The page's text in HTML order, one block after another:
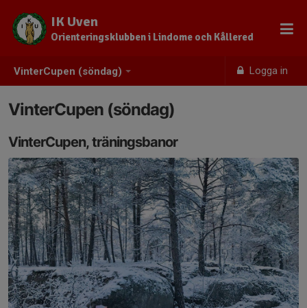
VinterCupen (söndag) Logga in
IK Uven
Orienteringsklubben i Lindome och Kållered
VinterCupen (söndag)
VinterCupen, träningsbanor